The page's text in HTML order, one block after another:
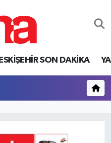
ESKİŞEHİR SON DAKİKA